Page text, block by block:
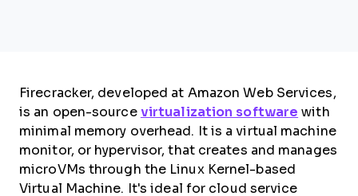
Firecracker, developed at Amazon Web Services,
is an open-source virtualization software with
minimal memory overhead. It is a virtual machine
monitor, or hypervisor, that creates and manages
microVMs through the Linux Kernel-based
Virtual Machine. It's ideal for cloud service